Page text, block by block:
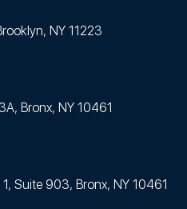
NY 11223
Bronx, NY 10461
Suite 903, Bronx, NY 10461